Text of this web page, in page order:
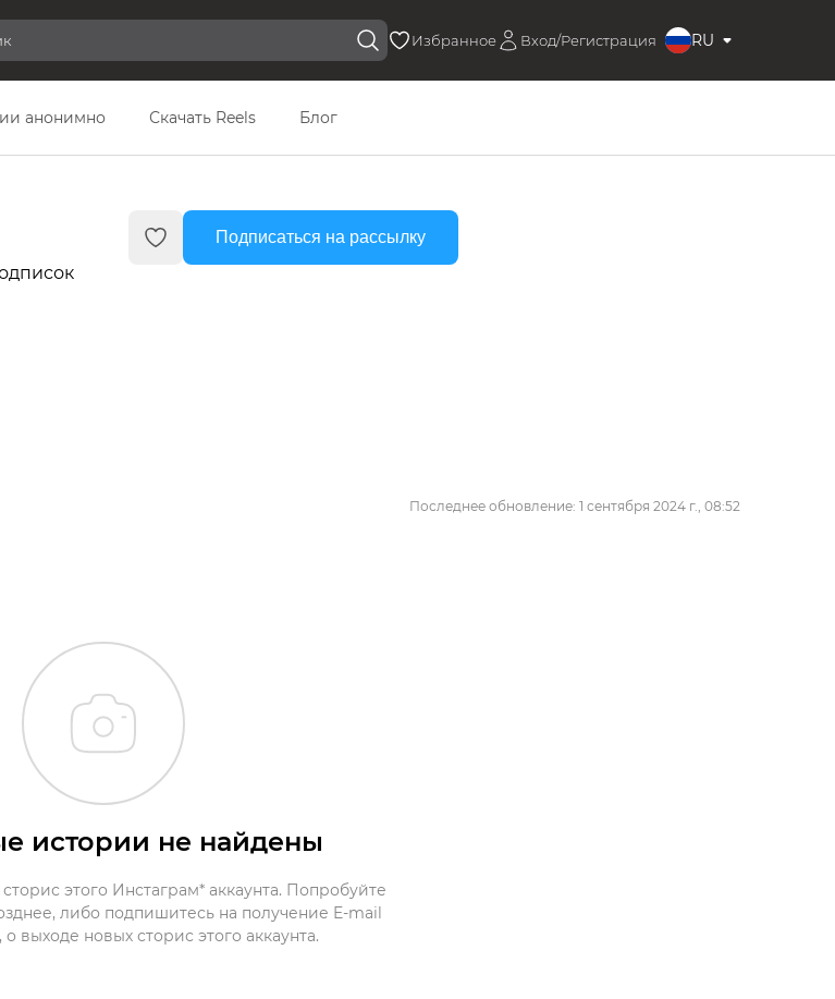
Избранное Вход/Регистрация RU
анонимно Скачать Reels Блог
Подписаться на рассылку
Последнее обновление: 1 сентября 2024 г., 08:52
истории не найдены
этого Инстаграм* аккаунта. Попробуйте
либо подпишитесь на получение E-mail
выходе новых сторис этого аккаунта.